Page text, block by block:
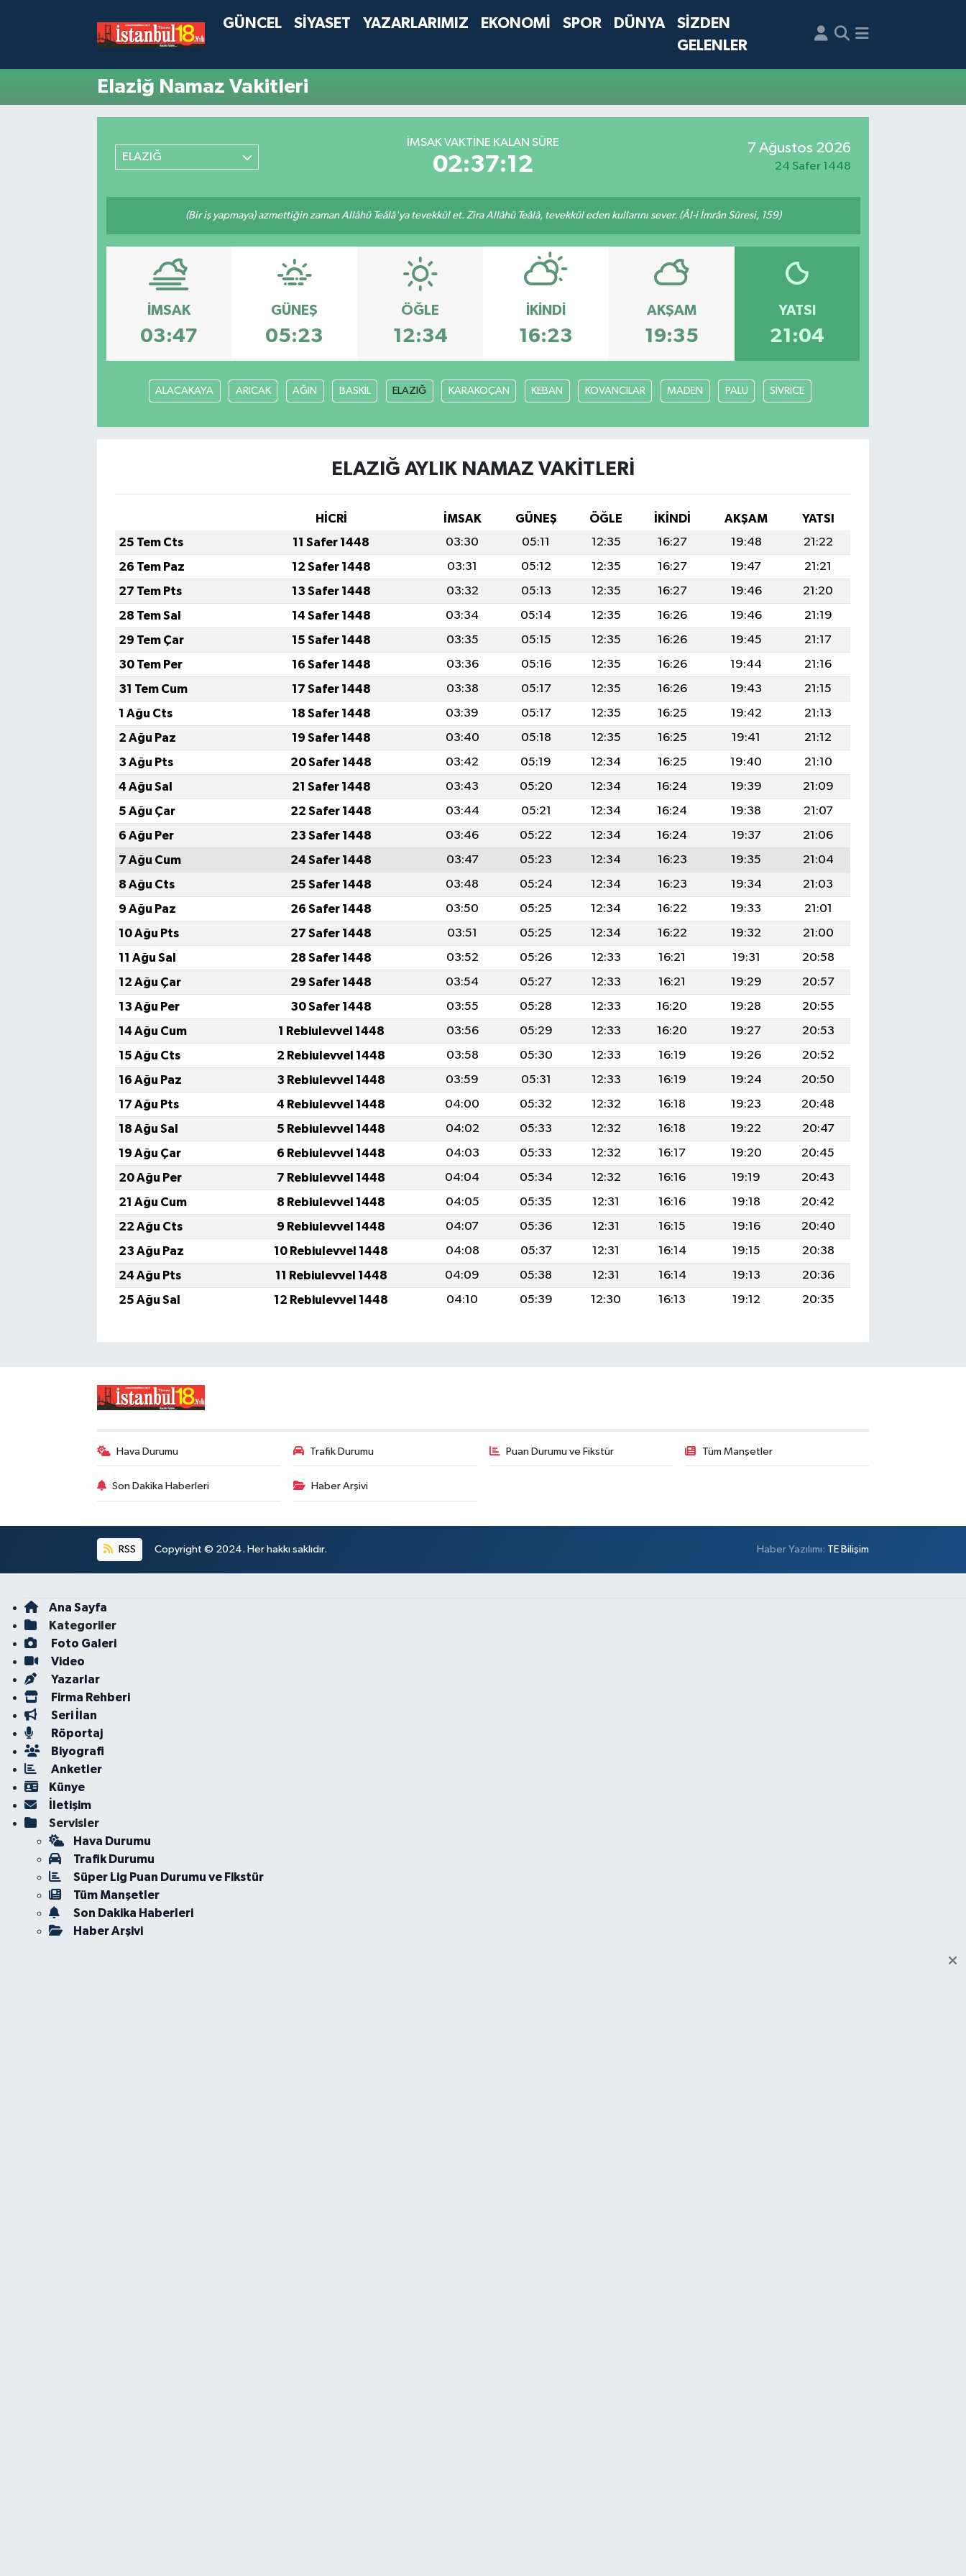
GÜNCEL SİYASET YAZARLARIMIZ EKONOMİ SPOR DÜNYA
SİZDEN
GELENLER
Elaziğ Namaz Vakitleri
ELAZIĞ
İMSAK VAKTINE KALAN SÜRE
02:37:12
7 Ağustos 2026
24 Safer 1448
(Bir iş yapmaya) azmettiğin zaman Allâhü Teâlâ'ya tevekkül et. Zira Allâhü Teâlâ, tevekkül eden kullarını sever. (Âl-i İmrân Sûresi, 159)
İMSAK
03:47
GÜNEŞ
05:23
ÖĞLE
12:34
İKINDI
16:23
AKŞAM
19:35
YATSI
21:04
ALACAKAYA ARICAK AĞIN BASKİL ELAZIĞ KARAKOÇAN KEBAN KOVANCILAR MADEN PALU SİVRİCE
ELAZIĞ AYLIK NAMAZ VAKITLERI
HİCRİ İMSAK GÜNEŞ ÖĞLE İKINDI AKŞAM
YATSI
25 Tem Cts
11 Safer 1448 03:30 05:11 12:35 16:27 19:48
21:22
26 Tem Paz
12 Safer 1448 03:31 05:12 12:35 16:27 19:47
21:21
27 Tem Pts
13 Safer 1448 03:32 05:13 12:35 16:27 19:46
21:20
28 Tem Sal
14 Safer 1448 03:34 05:14 12:35 16:26 19:46
21:19
29 Tem Çar
15 Safer 1448 03:35 05:15 12:35 16:26 19:45
21:17
30 Tem Per
16 Safer 1448 03:36 05:16 12:35 16:26 19:44
21:16
31 Tem Cum
17 Safer 1448 03:38 05:17 12:35 16:26 19:43
21:15
1 Ağu Cts
18 Safer 1448 03:39 05:17 12:35 16:25 19:42
21:13
2 Ağu Paz
19 Safer 1448 03:40 05:18 12:35 16:25 19:41
21:12
3 Ağu Pts
20 Safer 1448 03:42 05:19 12:34 16:25 19:40
21:10
4 Ağu Sal
21 Safer 1448 03:43 05:20 12:34 16:24 19:39
21:09
5 Ağu Çar
22 Safer 1448 03:44 05:21 12:34 16:24 19:38
21:07
6 Ağu Per
23 Safer 1448 03:46 05:22 12:34 16:24 19:37
21:06
7 Ağu Cum
24 Safer 1448 03:47 05:23 12:34 16:23 19:35
21:04
8 Ağu Cts
25 Safer 1448 03:48 05:24 12:34 16:23 19:34
21:03
9 Ağu Paz
26 Safer 1448 03:50 05:25 12:34 16:22 19:33
21:01
10 Ağu Pts
27 Safer 1448 03:51 05:25 12:34 16:22 19:32
21:00
11 Ağu Sal
28 Safer 1448 03:52 05:26 12:33 16:21 19:31
20:58
12 Ağu Çar
29 Safer 1448 03:54 05:27 12:33 16:21 19:29
20:57
13 Ağu Per
30 Safer 1448 03:55 05:28 12:33 16:20 19:28
20:55
14 Ağu Cum
1 Rebiulevvel 1448 03:56 05:29 12:33 16:20 19:27
20:53
15 Ağu Cts
2 Rebiulevvel 1448 03:58 05:30 12:33 16:19 19:26
20:52
16 Ağu Paz
3 Rebiulevvel 1448 03:59 05:31 12:33 16:19 19:24
20:50
17 Ağu Pts
4 Rebiulevvel 1448 04:00 05:32 12:32 16:18 19:23
20:48
18 Ağu Sal
5 Rebiulevvel 1448 04:02 05:33 12:32 16:18 19:22
20:47
19 Ağu Çar
6 Rebiulevvel 1448 04:03 05:33 12:32 16:17 19:20
20:45
20 Ağu Per
7 Rebiulevvel 1448 04:04 05:34 12:32 16:16 19:19
20:43
21 Ağu Cum
8 Rebiulevvel 1448 04:05 05:35 12:31 16:16 19:18
20:42
22 Ağu Cts
9 Rebiulevvel 1448 04:07 05:36 12:31 16:15 19:16
20:40
23 Ağu Paz
10 Rebiulevvel 1448 04:08 05:37 12:31 16:14 19:15
20:38
24 Ağu Pts
11 Rebiulevvel 1448 04:09 05:38 12:31 16:14 19:13
20:36
25 Ağu Sal
12 Rebiulevvel 1448 04:10 05:39 12:30 16:13 19:12 20:35
Hava Durumu Trafik Durumu Puan Durumu ve Fikstür Tüm Manşetler
Son Dakika Haberleri Haber Arşivi
RSS Copyright © 2024. Her hakkı saklıdır. Haber Yazılımı: TE Bilişim
Ana Sayfa
Kategoriler
Foto Galeri
Video
Yazarlar
Firma Rehberi
Seri İlan
Röportaj
Biyografi
Anketler
Künye
İletişim
Servisler
Hava Durumu
Trafik Durumu
Süper Lig Puan Durumu ve Fikstür
Tüm Manşetler
Son Dakika Haberleri
Haber Arşivi